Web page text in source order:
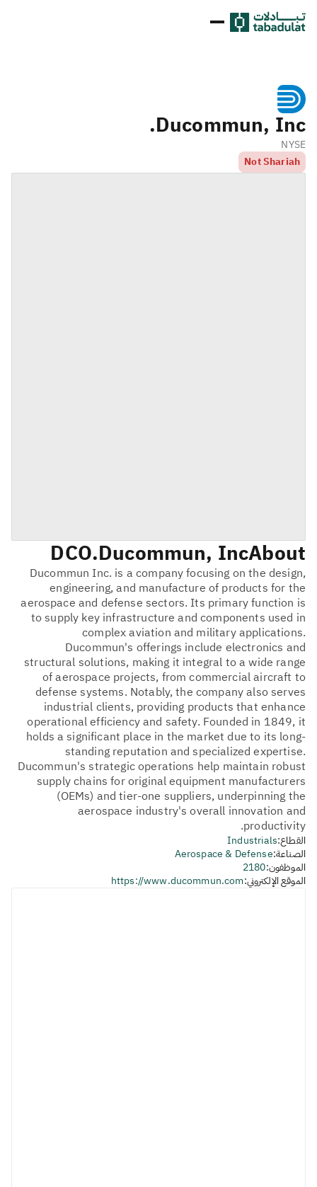
Ducommun, Inc.
NYSE
Not Shariah
About
Ducommun, Inc.
DCO
Ducommun Inc. is a company focusing on the design,
engineering, and manufacture of products for the
aerospace and defense sectors. Its primary function is
to supply key infrastructure and components used in
complex aviation and military applications.
Ducommun's offerings include electronics and
structural solutions, making it integral to a wide range
of aerospace projects, from commercial aircraft to
defense systems. Notably, the company also serves
industrial clients, providing products that enhance
operational efficiency and safety. Founded in 1849, it
holds a significant place in the market due to its long-
standing reputation and specialized expertise.
Ducommun's strategic operations help maintain robust
supply chains for original equipment manufacturers
(OEMs) and tier-one suppliers, underpinning the
aerospace industry's overall innovation and
productivity.
القطاع:Industrials
الصناعة:Aerospace & Defense
الموظفون:2180
الموقع الإلكتروني:https://www.ducommun.com